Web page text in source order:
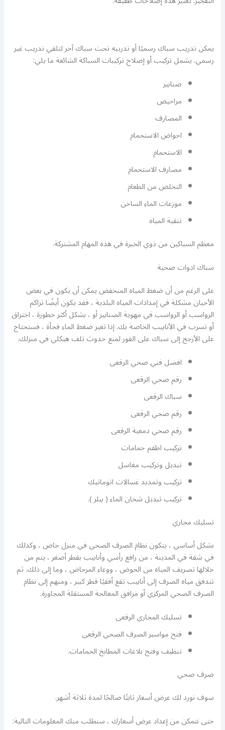
يمكن تدريب سباك رسميًا أو تدريبه تحت سباك آخر لتلقي تدريب غير
رسمي. يشمل تركيب أو إصلاح تركيبات السباكة الشائعة ما يلي:
صنابير
مراحيض
المصارف
احواض الاستحمام
الاستحمام
مصارف الاستحمام
التخلص من الطعام
موزعات الماء الساخن
تنقية المياه
معظم السباكين من ذوي الخبرة في هذه المهام المشتركة.
سباك ادوات صحية
على الرغم من أن ضغط المياه المنخفض يمكن أن يكون في بعض
الأحيان مشكلة في إمدادات المياه البلدية ، فقد يكون أيضًا تراكم
الرواسب أو الرواسب في مهوية الصنابير أو ، بشكل أكثر خطورة ، اختراق
أو تسرب في الأنابيب الخاصة بك. إذا تغير ضغط الماء فجأة ، فستحتاج
على الأرجح إلى سباك على الفور لمنع حدوث تلف هيكلي في منزلك.
افضل فني صحي الرقعى
رقم صحي الرقعى
سباك الرقعى
رقم صحي الرقعى
رقم صحي دمعية الرقعى
تركيب اطقم حمامات
تبديل وتركيب مغاسل
تركيب وتمديد غسالات اتوماتيك
تركيب تبديل شخان الماء ( بيلر ).
تسليك مجاري
بشكل أساسي ، يتكون نظام الصرف الصحي في منزل خاص ، وكذلك
في شقة في المدينة ، من رافع رأسي وأنابيب بقطر أصغر ، يتم من
خلالها تصريف المياه من الحوض ، ووعاء المرحاض ، وما إلى ذلك. ثم
تتدفق مياه الصرف إلى أنابيب تقع أفقيًا قطر كبير ، ومنهم إلى نظام
الصرف الصحي المركزي أو مرافق المعالجة المستقلة المجاورة.
تسليك المجاري الرقعى
فتح مواسير الصرف الصحي الرقعى
تنظيف وفتح بلاعات المطابخ الحمامات.
صرف صحي
سوف نورد لك عرض أسعار ثابتًا صالحًا لمدة ثلاثة أشهر.
حتى نتمكن من إعداد عرض أسعارك ، سنطلب منك المعلومات التالية: